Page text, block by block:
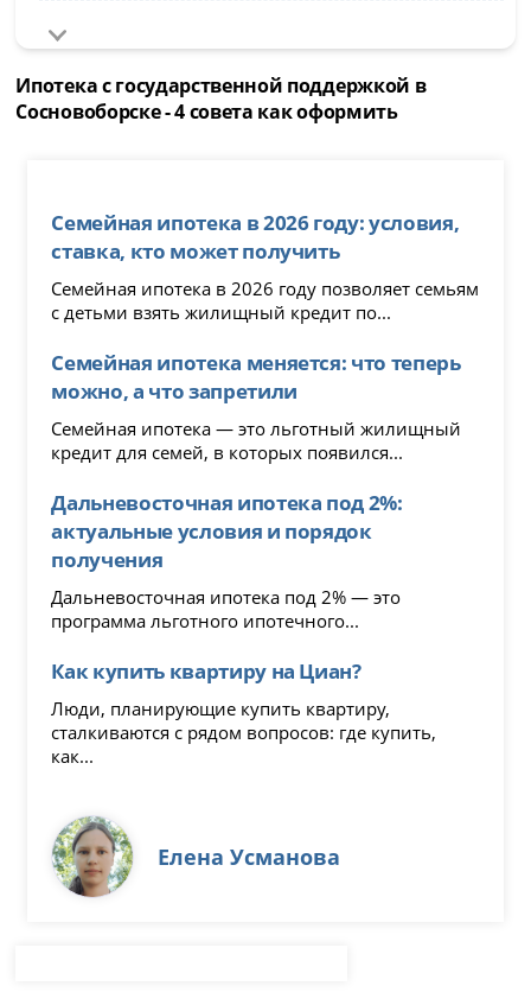
Ипотека с государственной поддержкой в
Сосновоборске - 4 совета как оформить
Семейная ипотека в 2026 году: условия,
ставка, кто может получить
Семейная ипотека в 2026 году позволяет семьям
с детьми взять жилищный кредит по...
Семейная ипотека меняется: что теперь
можно, а что запретили
Семейная ипотека — это льготный жилищный
кредит для семей, в которых появился...
Дальневосточная ипотека под 2%:
актуальные условия и порядок
получения
Дальневосточная ипотека под 2% — это
программа льготного ипотечного...
Как купить квартиру на Циан?
Люди, планирующие купить квартиру,
сталкиваются с рядом вопросов: где купить,
как...
Елена Усманова